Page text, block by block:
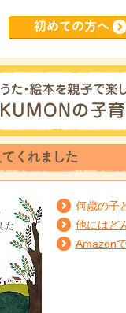
初めての方へ
くれました
何歳の子
他にはど
Amazon